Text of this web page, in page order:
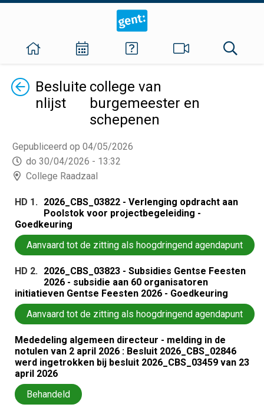
TerugBesluite
nlijst
college van
burgemeester en
schepenen
Gepubliceerd op 04/05/2026
do 30/04/2026 - 13:32
College Raadzaal
HD 1. 2026_CBS_03822 - Verlenging opdracht aan
Poolstok voor projectbegeleiding -
Goedkeuring
Aanvaard tot de zitting als hoogdringend agendapunt
HD 2. 2026_CBS_03823 - Subsidies Gentse Feesten
2026 - subsidie aan 60 organisatoren
initiatieven Gentse Feesten 2026 - Goedkeuring
Aanvaard tot de zitting als hoogdringend agendapunt
Mededeling algemeen directeur - melding in de
notulen van 2 april 2026 : Besluit 2026_CBS_02846
werd ingetrokken bij besluit 2026_CBS_03459 van 23
april 2026
Behandeld